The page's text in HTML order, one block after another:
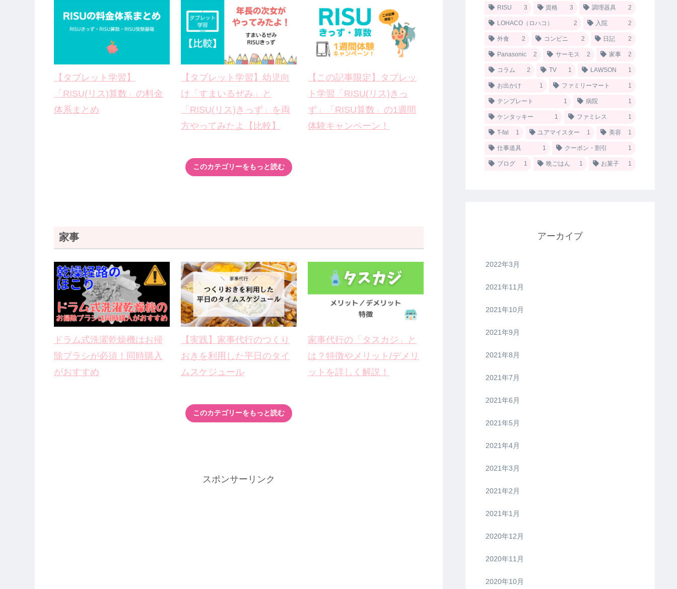
【タブレット学習】
「RISU(リス)算数」の料金
体系まとめ
【タブレット学習】幼児向
け「すまいるぜみ」と
「RISU(リス)きっず」を両
方やってみたよ【比較】
【この記事限定】タブレッ
ト学習「RISU(リス)きっ
ず」「RISU算数」の1週間
体験キャンペーン！
このカテゴリーをもっと読む
家事
ドラム式洗濯乾燥機はお掃
除ブラシが必須！同時購入
がおすすめ
【実践】家事代行のつくり
おきを利用した平日のタイ
ムスケジュール
家事代行の「タスカジ」と
は？特徴やメリット/デメリ
ットを詳しく解説！
このカテゴリーをもっと読む
スポンサーリンク
RISU 3 資格 3 調理器具 2
LOHACO（ロハコ） 2 入院 2
外食 2 コンビニ 2 日記 2
Panasonic 2 サーモス 2 家事 2
コラム 2 TV 1 LAWSON 1
お出かけ 1 ファミリーマート 1
テンプレート 1 病院 1
ケンタッキー 1 ファミレス 1
T-fal 1 ユアマイスター 1 美容 1
仕事道具 1 クーポン・割引 1
ブログ 1 晩ごはん 1 お菓子 1
アーカイブ
2022年3月
2021年11月
2021年10月
2021年9月
2021年8月
2021年7月
2021年6月
2021年5月
2021年4月
2021年3月
2021年2月
2021年1月
2020年12月
2020年11月
2020年10月